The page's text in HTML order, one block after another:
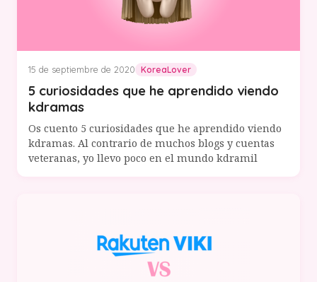
15 de septiembre de 2020 KoreaLover
5 curiosidades que he aprendido viendo
kdramas
Os cuento 5 curiosidades que he aprendido viendo
kdramas. Al contrario de muchos blogs y cuentas
veteranas, yo llevo poco en el mundo kdramil